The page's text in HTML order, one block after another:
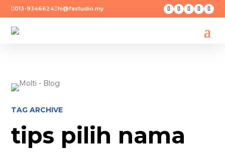
013-9346624hi@fastudio.my
TAG ARCHIVE
tips pilih nama